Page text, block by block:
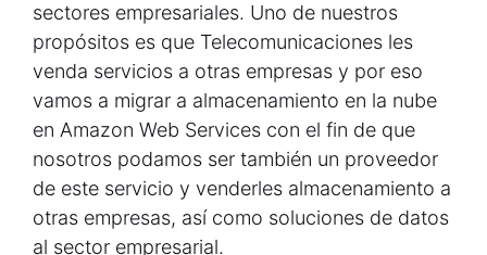
sectores empresariales. Uno de nuestros
propósitos es que Telecomunicaciones les
venda servicios a otras empresas y por eso
vamos a migrar a almacenamiento en la nube
en Amazon Web Services con el fin de que
nosotros podamos ser también un proveedor
de este servicio y venderles almacenamiento a
otras empresas, así como soluciones de datos
al sector empresarial.